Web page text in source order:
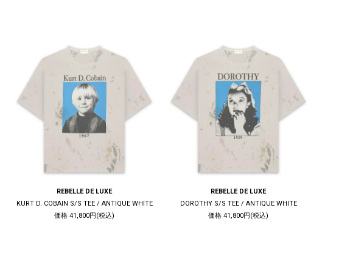
REBELLE DE LUXE
KURT D. COBAIN S/S TEE / ANTIQUE WHITE
価格 41,800円(税込)
REBELLE DE LUXE
DOROTHY S/S TEE / ANTIQUE WHITE
価格 41,800円(税込)